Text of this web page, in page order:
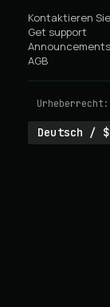
Kontaktieren
Get support
Announcements
AGB
Deutsch /